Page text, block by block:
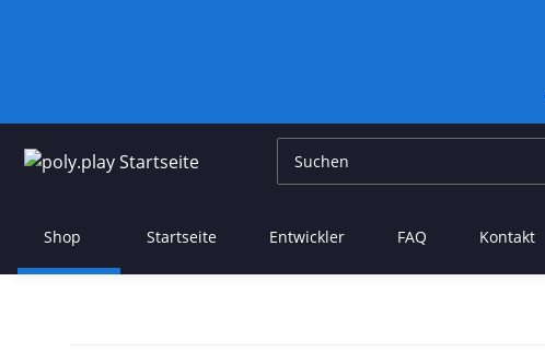
Shop Startseite Entwickler FAQ Kontakt